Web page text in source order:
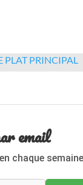
PLAT PRINCIPAL
email
chaque